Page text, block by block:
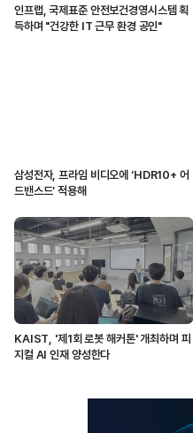
인프랩, 국제표준 안전보건경영시스템 획
득하며 "건강한 IT 근무 환경 공인"
삼성전자, 프라임 비디오에 ‘HDR10+ 어
드밴스드’ 적용해
KAIST, '제1회 로봇 해커톤' 개최하며 피
지컬 AI 인재 양성한다